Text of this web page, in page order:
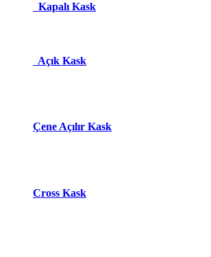
Kapalı Kask
Açık Kask
Çene Açılır Kask
Cross Kask